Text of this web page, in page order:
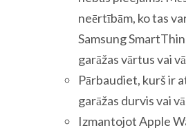
neērtībām, ko tas
Samsung
garāžas vārtus vai
Pārbaudiet, kurš ir
garāžas durvis vai
Izmantojot Apple